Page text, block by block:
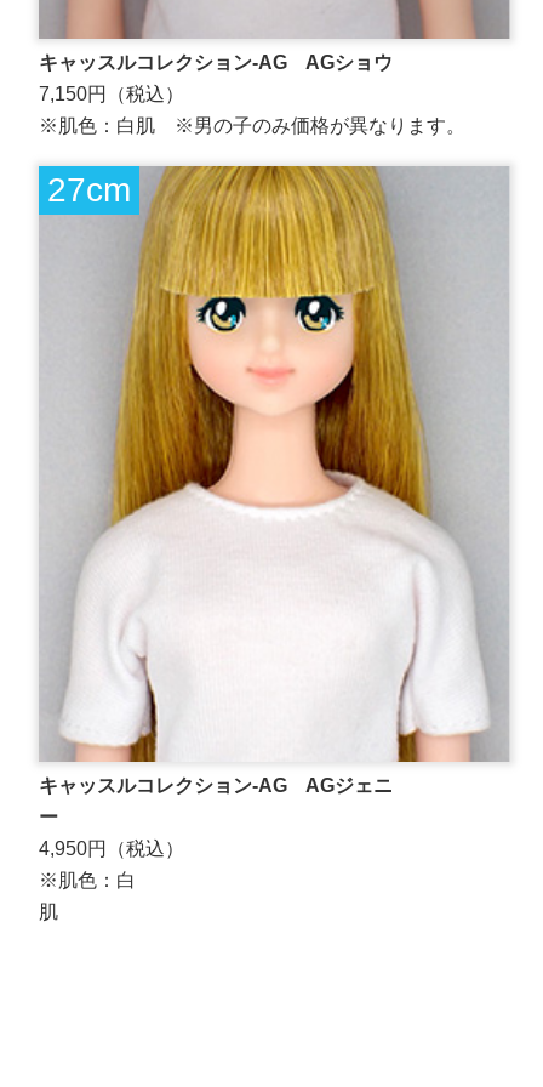
キャッスルコレクション-AG AGショウ
7,150円（税込）
※肌色：白肌 ※男の子のみ価格が異なります。
27cm
キャッスルコレクション-AG AGジェニ
ー
4,950円（税込）
※肌色：白
肌